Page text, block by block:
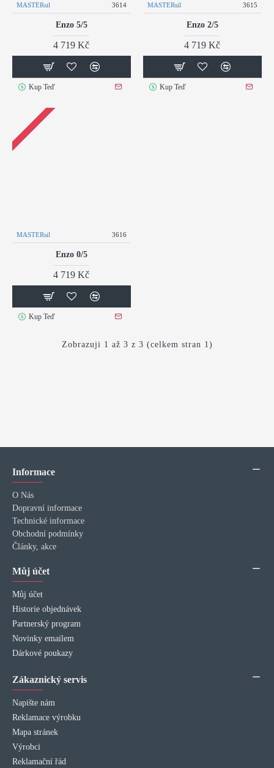
MASTERsil 3614
Enzo 5/5
4 719 Kč
Kup Teď
MASTERsil 3615
Enzo 2/5
4 719 Kč
Kup Teď
MASTERsil 3616
Enzo 0/5
4 719 Kč
Kup Teď
Zobrazuji 1 až 3 z 3 (celkem stran 1)
Informace
O Nás
Dopravní informace
Technické informace
Obchodní podmínky
Články, akce
Můj účet
Můj účet
Historie objednávek
Partnerský program
Novinky emailem
Dárkové poukazy
Zákaznický servis
Napište nám
Reklamace výrobku
Mapa stránek
Výrobci
Reklamační řád